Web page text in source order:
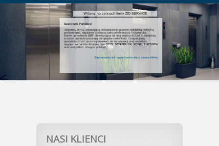
Witamy na stronach firmy ZID-SERVICE
Szanowni Państwo!
Jesteśmy firmą, posiadającą doświadczenie poparte wieloletnią praktyką,
profesjonalną, regularnie szkoloną kadrą wykonawczą i inżynierską.
Mamy uprawnieniaUDT obowiązujące od dnia wejścia do Unii Europejskiej,
a nasze produkty posiadają europejskie certyfikaty. Dysponujemy
specjalistycznym oprzyrządowaniem do konserwacji oraz wszelkich
napraw i remontów dźwigów firmOTIS, SCHINDLER, KONE, THYSSEN
oraz wszystkich dźwigów polskich.
Zapraszamy od zapoznania się z nasza ofertą
NASI KLIENCI